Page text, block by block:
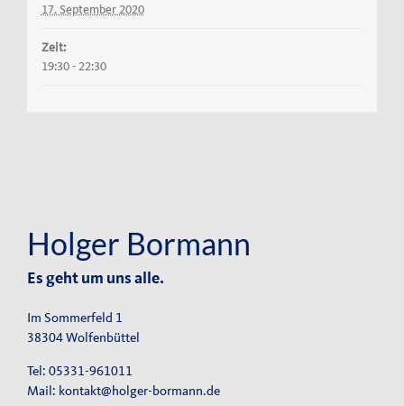
17. September 2020
Zeit:
19:30 - 22:30
Holger Bormann
Es geht um uns alle.
Im Sommerfeld 1
38304 Wolfenbüttel
Tel: 05331-961011
Mail: kontakt@holger-bormann.de